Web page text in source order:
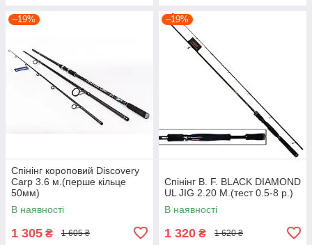
–19%
Спінінг короповий Discovery
Carp 3.6 м.(перше кільце
50мм)
В наявності
1 305 ₴ 1 605 ₴
–19%
Спінінг B. F. BLACK DIAMOND
UL JIG 2.20 M.(тест 0.5-8 р.)
В наявності
1 320 ₴ 1 620 ₴